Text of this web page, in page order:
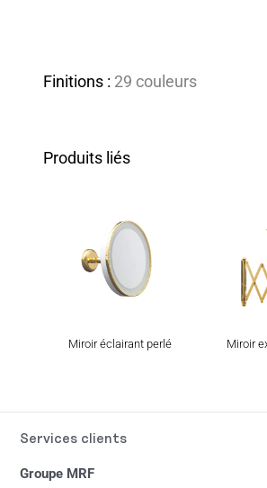
Finitions : 29 couleurs
Produits liés
Miroir éclairant perlé Miroir
Services clients
Groupe MRF